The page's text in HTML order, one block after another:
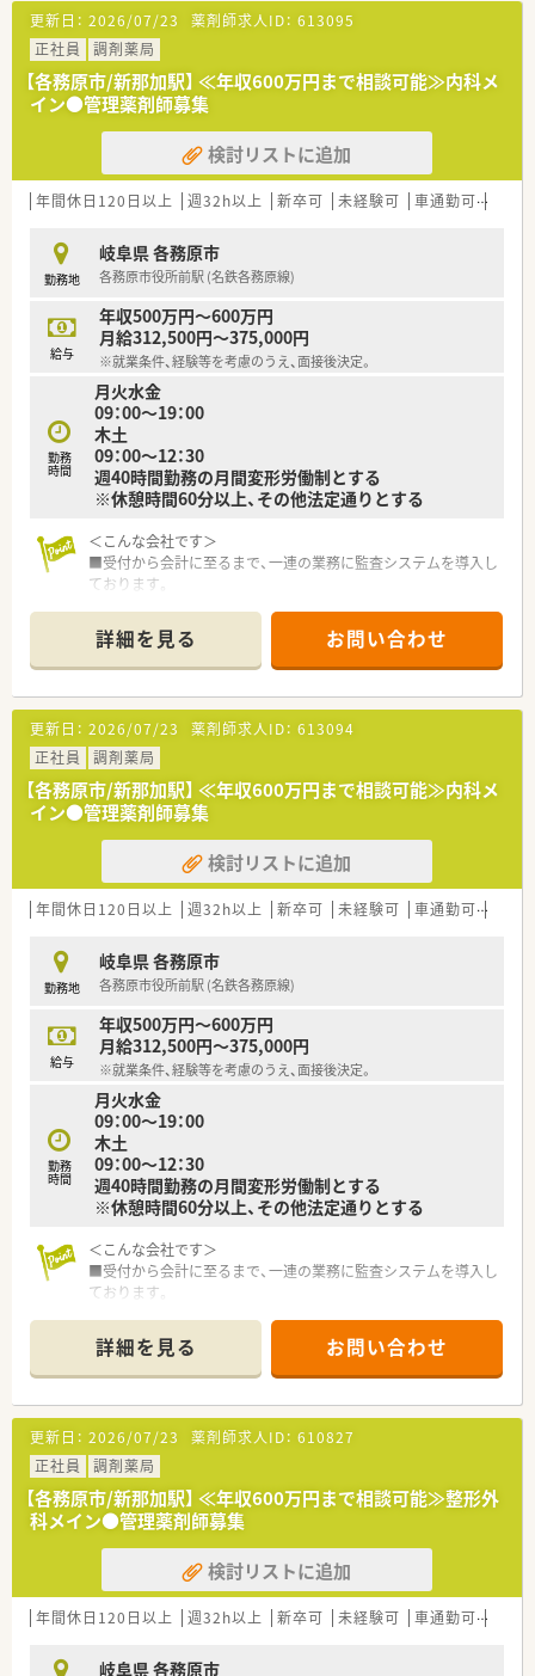
派遣社員として実際に働いてから、入社するかどうかを決めるこ
とができる「紹介予定派遣」の利用もご相談ください！
更新日： 2026/07/23 薬剤師求人ID： 613095
正社員
調剤薬局
【各務原市/新那加駅】 ≪年収600万円まで相談可能≫内科メ
イン●管理薬剤師募集
検討リストに追加
年間休日120日以上 週32h以上 新卒可 未経験可 車通勤可
勤務地
岐阜県 各務原市
各務原市役所前駅 (名鉄各務原線)
給与
年収500万円～600万円
月給312,500円～375,000円
※就業条件、経験等を考慮のうえ、面接後決定。
勤務
時間
月火水金
09：00～19：00
木土
09：00～12：30
週40時間勤務の月間変形労働制とする
※休憩時間60分以上、その他法定通りとする
＜こんな会社です＞
■受付から会計に至るまで、一連の業務に監査システムを導入し
ております。
安心して対人業務を行える環境を整えています。
調剤未経験の方やブランクのある方でも安心して業務に入る
事ができます。
■医療機関、高齢施設、ケアマネ等と連携し、在宅で療養される
方の支援もしています。
店舗数よりも多くの介護事業所の処方箋を応需して、処方箋に
よる薬の提供を行っています。
ただお薬を届けるのではなく、施設スタッフと薬剤師がパート
ナーになり取り組んでいます。
■地域の方々の健康増進のため、定期的にウォーキングイベント
やお料理教室を開いています。
薬だけではなく健康維持に大切な運動や食事にも興味を向け
ることで、
地域の方々の健康に対する意識を上げ、生活習慣を改善させる
薬のことはもちろんですが、それ以外の食事・運動も合わせて
考え、地域に貢献していきます。
＜長くご活躍可能です＞
■雇用形態変更制度やリターン雇用制度など、ライフスタイルに
合わせて永くご勤務いただけるような様々な制度を用意してい
ます。
60歳の定年後、70歳まで契約社員・パートとしてご勤務いただ
ける、シニア再雇用制度があります。
＜こんなところに注力しています＞
■着実に成長できる体系的かつ実践的な教育研修制度に注力し
ています！
充実の研修で
専門力の強化と幹部社員へのプロモートを支援する薬局管理
者研修などを整えております。
また、資格取得に必要な費用は会社負担でサポートしておりま
す。
■「あいち女性輝きカンパニー」として、愛知県より認証を受け
ております。
女性が働きやすい環境・制度づくりを積極的に行い、その取り
組みが愛知県より認められています。
＜充実の福利厚生・教育制度＞
■各種手当が充実しています！
手当の例／薬剤師手当、皆勤手当、住宅手当、赴任手当、管理手
当、管理者手当、家族手当など
■勉強会や研修、学術大会へも積極参加いただける環境で、資格
取得補助制度などもご活用いただけます♪
勉強会の例／勉強会開催、新人研修、一般薬剤師研修、薬局長
研修等、メーカー主催の勉強会、学術大会等の各種外部研修
詳細を見る お問い合わせ
更新日： 2026/07/23 薬剤師求人ID： 613094
正社員
調剤薬局
【各務原市/新那加駅】 ≪年収600万円まで相談可能≫内科メ
イン●管理薬剤師募集
検討リストに追加
年間休日120日以上 週32h以上 新卒可 未経験可 車通勤可
勤務地
岐阜県 各務原市
各務原市役所前駅 (名鉄各務原線)
給与
年収500万円～600万円
月給312,500円～375,000円
※就業条件、経験等を考慮のうえ、面接後決定。
勤務
時間
月火水金
09：00～19：00
木土
09：00～12：30
週40時間勤務の月間変形労働制とする
※休憩時間60分以上、その他法定通りとする
＜こんな会社です＞
■受付から会計に至るまで、一連の業務に監査システムを導入し
ております。
安心して対人業務を行える環境を整えています。
調剤未経験の方やブランクのある方でも安心して業務に入る
事ができます。
■医療機関、高齢施設、ケアマネ等と連携し、在宅で療養される
方の支援もしています。
店舗数よりも多くの介護事業所の処方箋を応需して、処方箋に
よる薬の提供を行っています。
ただお薬を届けるのではなく、施設スタッフと薬剤師がパート
ナーになり取り組んでいます。
■地域の方々の健康増進のため、定期的にウォーキングイベント
やお料理教室を開いています。
薬だけではなく健康維持に大切な運動や食事にも興味を向け
ることで、
地域の方々の健康に対する意識を上げ、生活習慣を改善させる
薬のことはもちろんですが、それ以外の食事・運動も合わせて
詳細を見る お問い合わせ
更新日： 2026/07/23 薬剤師求人ID： 610827
正社員
調剤薬局
【各務原市/新那加駅】 ≪年収600万円まで相談可能≫整形外
科メイン●管理薬剤師募集
検討リストに追加
年間休日120日以上 週32h以上 新卒可 未経験可 車通勤可
岐阜県 各務原市